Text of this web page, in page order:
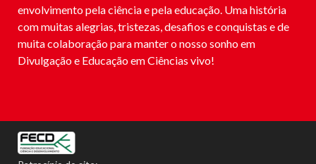
envolvimento pela ciência e pela educação. Uma história
com muitas alegrias, tristezas, desafios e conquistas e de
muita colaboração para manter o nosso sonho em
Divulgação e Educação em Ciências vivo!